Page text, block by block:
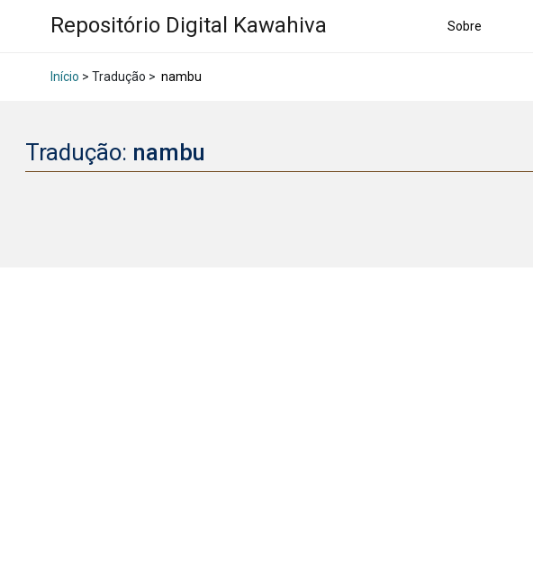
Repositório Digital Kawahiva Sobre
Início > Tradução > nambu
Tradução: nambu